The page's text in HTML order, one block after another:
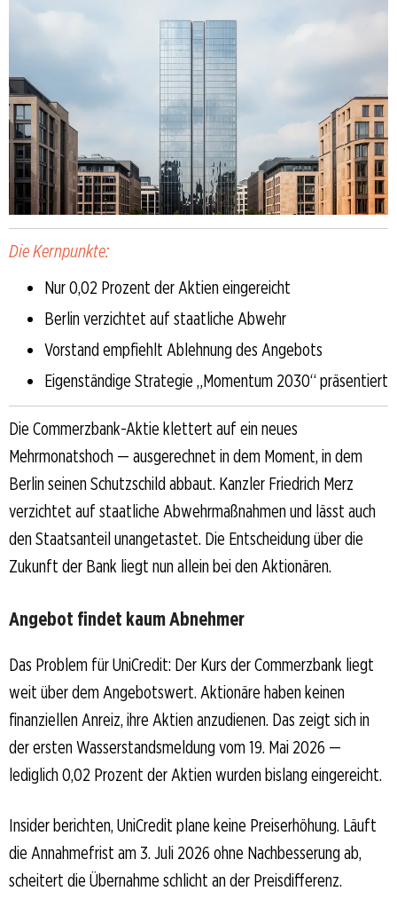
Die Kernpunkte:
Nur 0,02 Prozent der Aktien eingereicht
Berlin verzichtet auf staatliche Abwehr
Vorstand empfiehlt Ablehnung des Angebots
Eigenständige Strategie „Momentum 2030“ präsentiert
Die Commerzbank-Aktie klettert auf ein neues
Mehrmonatshoch — ausgerechnet in dem Moment, in dem
Berlin seinen Schutzschild abbaut. Kanzler Friedrich Merz
verzichtet auf staatliche Abwehrmaßnahmen und lässt auch
den Staatsanteil unangetastet. Die Entscheidung über die
Zukunft der Bank liegt nun allein bei den Aktionären.
Angebot findet kaum Abnehmer
Das Problem für UniCredit: Der Kurs der Commerzbank liegt
weit über dem Angebotswert. Aktionäre haben keinen
finanziellen Anreiz, ihre Aktien anzudienen. Das zeigt sich in
der ersten Wasserstandsmeldung vom 19. Mai 2026 —
lediglich 0,02 Prozent der Aktien wurden bislang eingereicht.
Insider berichten, UniCredit plane keine Preiserhöhung. Läuft
die Annahmefrist am 3. Juli 2026 ohne Nachbesserung ab,
scheitert die Übernahme schlicht an der Preisdifferenz.